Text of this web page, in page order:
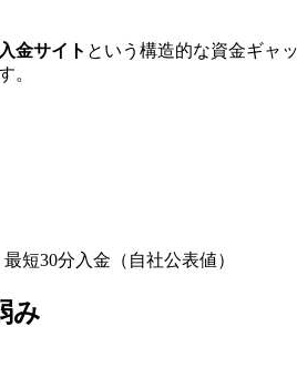
金サイト という構造的な資金ギャ
。
短30分入金（自社公表値）
み